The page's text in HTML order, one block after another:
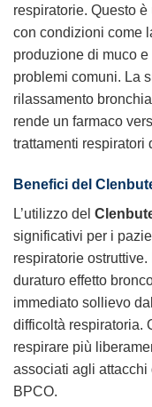
respiratorie. Questo
con condizioni come
produzione di muco
problemi comuni. La
rilassamento
rende un farmaco
trattamenti respiratori
Benefici del
L’utilizzo del
significativi per i
respiratorie
duraturo effetto
immediato sollievo
difficoltà respiratoria.
respirare più
associati agli attacchi
BPCO.